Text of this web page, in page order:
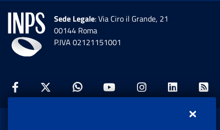
Sede Legale: Via Ciro il Grande, 21
00144 Roma
P.IVA 02121151001
Facebook: Apre una nuova finestra
Twitter: Apre una nuova finestra
Whatsapp: Apre una nuova
Youtube: Apre una
Instagram: